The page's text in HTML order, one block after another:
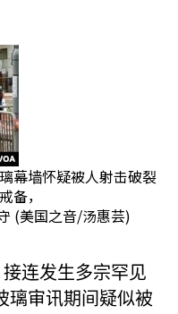
幕墙怀疑被人射击破裂
备，
(美国之音/汤惠芸)
接连发生多宗罕见
璃审讯期间疑似被